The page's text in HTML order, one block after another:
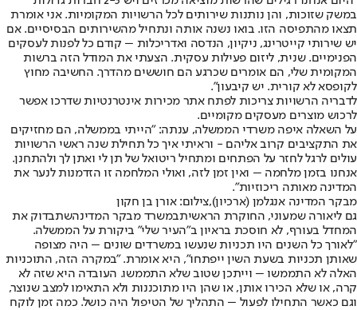
במשק שזוכות, והן נותנות שירותים לכל הרשויות המקומיות. אני אומרת
תצאו מהתפיסה הזו. בואו נשנה אותה ונתחיל מהשירותים הבסיסיים. אם
יש שירותי קייטרינג, ניקיון, הנדסה ואדריכלות – קודם כל לפנות לעסקים
הפנימיים. שנית, ליזום פעילות עסקית. הצעתי את המודל הזה ברשות
המקומית שלי, הם אומרים שכרגע הם חוששים מהדרך. החשיבה מחוץ
לקופסא לא קורית. יש קיבעון".
לדבריה הרשויות צריכות לפתח אתר מכירות אינטרנטיות שדרכו אפשר
לרכוש מוצרים מעסקים מקומיים.
על השאלה איפה משרדי הממשלה, ענתה: "הייתי בממשלה, הם מחזיקים
את התקציבים קרוב אליהם - וראיתי איך כל תחילת שנה ראשי הרשויות
עולים לרגל לחזר על הפתחים ומתחיל ריטואל של תן לי ואתן לך ולהתחנן.
אנחנו בזמן מלחמה – ואין זמן לזה, ואולי המלחמה זו הזדמנות לנער את
המדינה מאותה ריכוזיות".
מבקר המדינה אנגלמן (ארכיון),צילום: אורן בן חקון
גם ליאורה שמעוני, החוקרת הראשיתבמשרד מבקר המדינהשתבדוק את
המחדל בעורף, לא חוסכת בראיון ב"העיר שלי" ביקורת על הממשלה.
"לאורך כל השנים היו תכניות שנעשו במשרדים שונים – היה מצופה
שאותן תכניות בשעת השין ייפתחו", היא אומרת. "במקרה הזה, התוכניות
האלה לא התממשו – וייתכן שטוב שלא התממשו. העובדה היא שזה לא
קרה, או שלא הכירו אותן, או שהן היו מתוכננות ולא התאימו למצב שנוצר,
וגם כאשר התחילו לפעול – התהליך של הטיפול היה כושל. כמה זמן לוקח